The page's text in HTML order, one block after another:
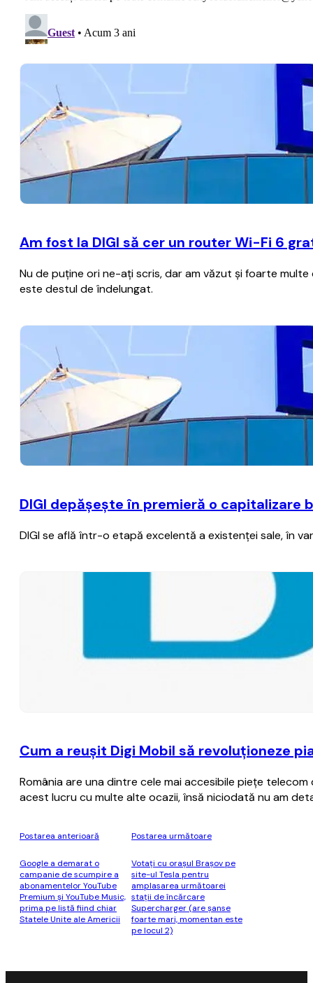
Am fost la DIGI să cer un router Wi-Fi 6
Nu de puţine ori ne-aţi scris, dar am văzut şi foarte
este destul de îndelungat.
DIGI depăşeşte în premieră o capitalizare
DIGI se află într-o etapă excelentă a existenţei sale, în
Cum a reuşit Digi Mobil să revoluţioneze
România are una dintre cele mai accesibile pieţe
acest lucru cu multe alte ocazii, însă niciodată nu am
Postarea anterioară
Google a demarat o
campanie de scumpire a
abonamentelor YouTube
Premium şi YouTube Music,
prima pe listă fiind chiar
Statele Unite ale Americii
Postarea următoare
Votaţi cu oraşul Braşov pe
site-ul Tesla pentru
amplasarea următoarei
staţii de încărcare
Supercharger (are şanse
foarte mari, momentan este
pe locul 2)